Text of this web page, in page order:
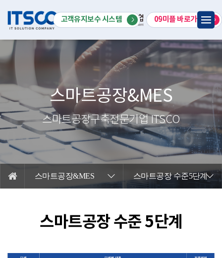
고객유지보수 시스템 09미플 바로가기
회사소개
특화솔루션
IT서비스
R&D사업
고객지원
스마트공장&MES
스마트공장구축전문기업 ITSCO
스마트공장&MES 스마트공장 수준5단계
스마트공장 수준 5단계